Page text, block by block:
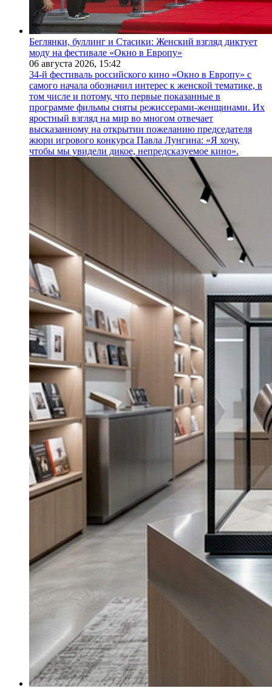
Беглянки, буллинг и Стасики: Женский взгляд диктует
моду на фестивале «Окно в Европу»
06 августа 2026, 15:42
34-й фестиваль российского кино «Окно в Европу» с
самого начала обозначил интерес к женской тематике, в
том числе и потому, что первые показанные в
программе фильмы сняты режиссерами-женщинами. Их
яростный взгляд на мир во многом отвечает
высказанному на открытии пожеланию председателя
жюри игрового конкурса Павла Лунгина: «Я хочу,
чтобы мы увидели дикое, непредсказуемое кино».